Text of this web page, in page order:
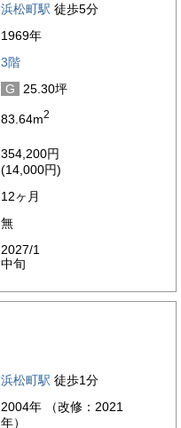
浜松町駅 徒歩5分
1969年
3階
G
25.30坪
83.64m2
354,200円
(14,000円)
12ヶ月
無
2027/1
中旬
浜松町駅 徒歩1分
2004年 （改修：2021
年）